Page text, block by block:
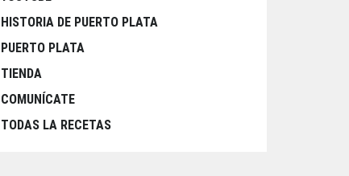
HISTORIA DE PUERTO PLATA
PUERTO PLATA
TIENDA
COMUNÍCATE
TODAS LA RECETAS